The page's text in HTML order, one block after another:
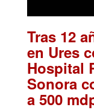
Tras 12
en Ures
Hospital
Sonora
a 500